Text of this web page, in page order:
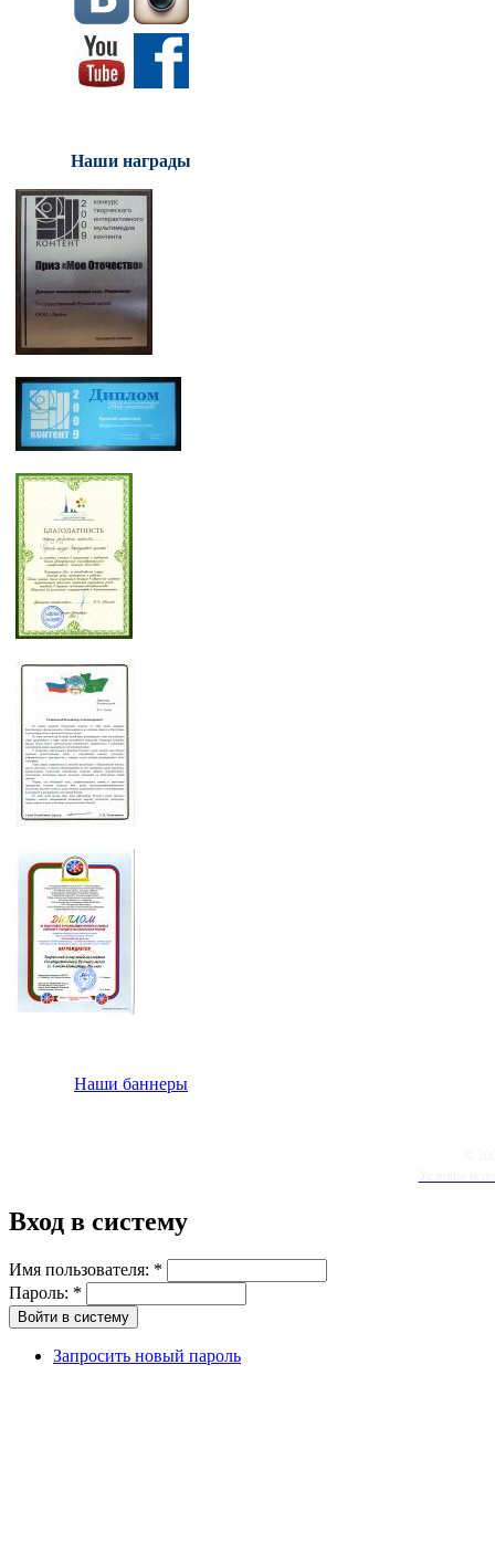
Наши награды
Наши баннеры
Вход в систему
Имя пользователя: *
Пароль: *
Запросить новый пароль